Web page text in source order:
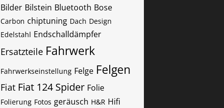
Bilder Bilstein Bluetooth Bose
Carbon chiptuning Dach Design
Edelstahl Endschalldämpfer
Ersatzteile Fahrwerk
Fahrwerkseinstellung Felge Felgen
Fiat Fiat 124 Spider Folie
Folierung Fotos geräusch H&R Hifi